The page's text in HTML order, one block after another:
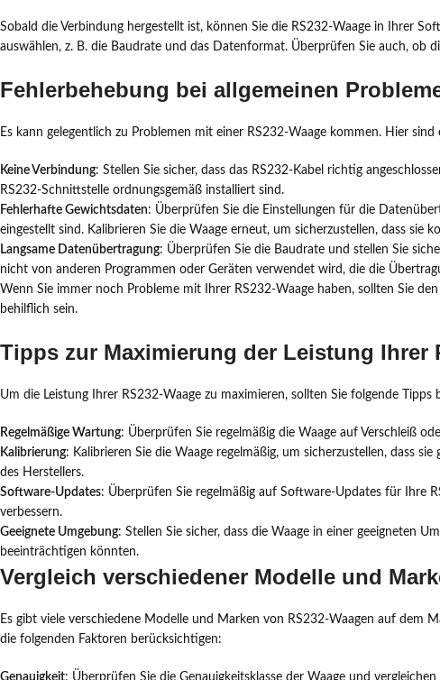
Sobald die Verbindung hergestellt ist, können Sie die RS232-Waage in Ihrer
auswählen, z. B. die Baudrate und das Datenformat. Überprüfen Sie auch, ob
Fehlerbehebung bei allgemeinen
Es kann gelegentlich zu Problemen mit einer RS232-Waage kommen. Hier
Keine Verbindung: Stellen Sie sicher, dass das RS232-Kabel richtig
RS232-Schnittstelle ordnungsgemäß installiert sind.
Fehlerhafte Gewichtsdaten: Überprüfen Sie die Einstellungen für die
eingestellt sind. Kalibrieren Sie die Waage erneut, um sicherzustellen, dass sie
Langsame Datenübertragung: Überprüfen Sie die Baudrate und stellen Sie
nicht von anderen Programmen oder Geräten verwendet wird, die die
Wenn Sie immer noch Probleme mit Ihrer RS232-Waage haben, sollten Sie
behilflich sein.
Tipps zur Maximierung der Leistung Ihrer
Um die Leistung Ihrer RS232-Waage zu maximieren, sollten Sie folgende Tipps
Regelmäßige Wartung: Überprüfen Sie regelmäßig die Waage auf Verschleiß
Kalibrierung: Kalibrieren Sie die Waage regelmäßig, um sicherzustellen, dass
des Herstellers.
Software-Updates: Überprüfen Sie regelmäßig auf Software-Updates für Ihre
verbessern.
Geeignete Umgebung: Stellen Sie sicher, dass die Waage in einer geeigneten
beeinträchtigen könnten.
Vergleich verschiedener Modelle und
Es gibt viele verschiedene Modelle und Marken von RS232-Waagen auf dem
die folgenden Faktoren berücksichtigen:
Genauigkeit: Überprüfen Sie die Genauigkeitsklasse der Waage und